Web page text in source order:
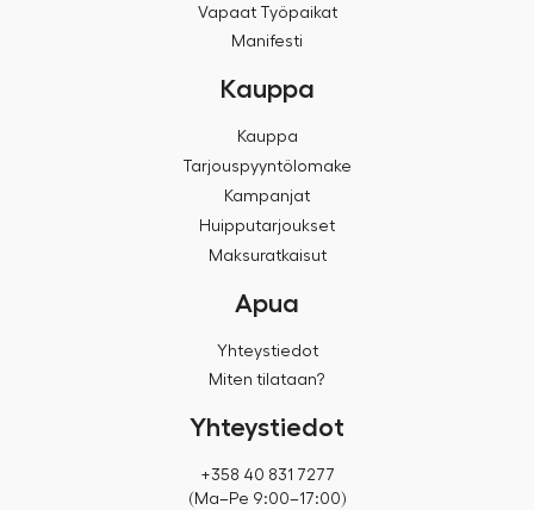
Vapaat Työpaikat
Manifesti
Kauppa
Kauppa
Tarjouspyyntölomake
Kampanjat
Huipputarjoukset
Maksuratkaisut
Apua
Yhteystiedot
Miten tilataan?
Yhteystiedot
+358 40 831 7277
(Ma–Pe 9:00–17:00)